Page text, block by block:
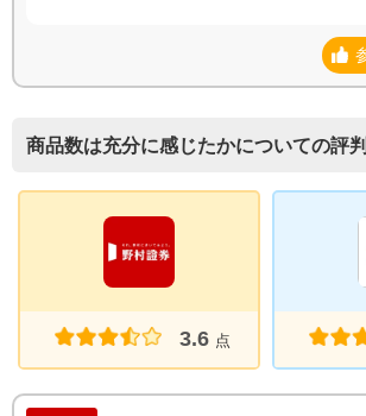
商品数は充分に感じたかについての評判
3.6 点